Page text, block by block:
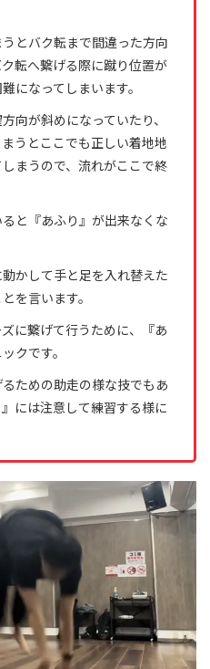
とバク転まで間違った方向
転へ繋げる際に蹴り位置が
になってしまいます。
向が斜めになっていたり、
うとここでも正しい着地地
まうので、流れがここで終
と『あふり』が出来なくな
かして手と足を入れ替えた
を言います。
に繋げて行うために、『あ
クです。
ための助走の様な技でもあ
には注意して練習する様に